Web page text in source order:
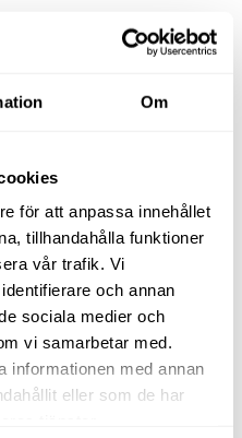
Om
för att anpassa innehållet
tillhandahålla funktioner
vår trafik. Vi
och annan
sociala medier och
vi samarbetar med.
informationen med annan
eller som de har
med
höra av dig